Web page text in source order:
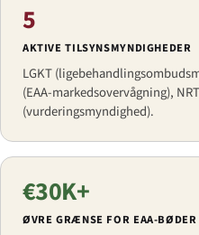
5
AKTIVE TILSYNSMYNDIGHEDER
LGKT
(EAA-markedsovervågning),
(vurderingsmyndighed).
€30K+
ØVRE GRÆNSE FOR EAA-BØDER